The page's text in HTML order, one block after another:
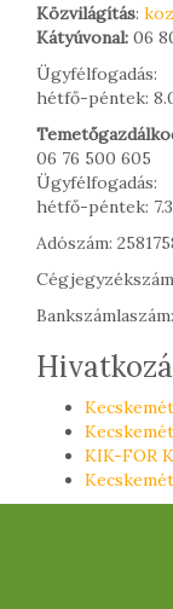
Közvilágítás:
Kátyúvonal: 06
Ügyfélfogadás:
hétfő-péntek:
06 76 500 605
Ügyfélfogadás:
hétfő-péntek:
Adószám:
KIK-FOR